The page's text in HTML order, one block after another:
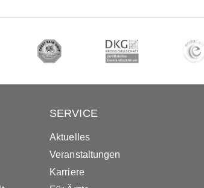
SERVICE
Aktuelles
Veranstaltungen
Karriere